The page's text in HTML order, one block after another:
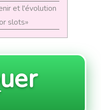
et l'évolution
slots»